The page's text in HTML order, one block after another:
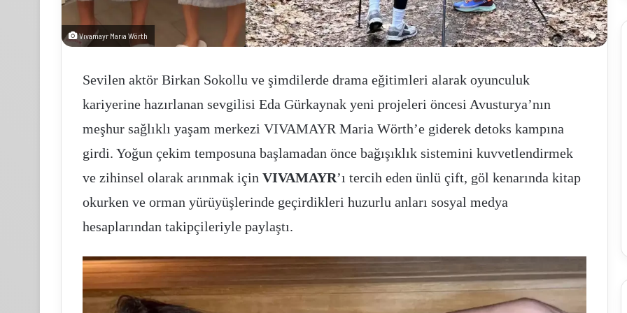
Vıvamayr Marıa Wörth
Sevilen aktör Birkan Sokollu ve şimdilerde drama eğitimleri alarak oyunculuk
kariyerine hazırlanan sevgilisi Eda Gürkaynak yeni projeleri öncesi Avusturya’nın
meşhur sağlıklı yaşam merkezi VIVAMAYR Maria Wörth’e giderek detoks kampına
girdi. Yoğun çekim temposuna başlamadan önce bağışıklık sistemini kuvvetlendirmek
ve zihinsel olarak arınmak için VIVAMAYR’ı tercih eden ünlü çift, göl kenarında kitap
okurken ve orman yürüyüşlerinde geçirdikleri huzurlu anları sosyal medya
hesaplarından takipçileriyle paylaştı.
Limak Çimento Üst Yönetiminden Trakian
Cement Dış Ticaret A.Ş.’ye Ziyaret
holding
arzına
ilgi
Kasım 18, 2025
Pasifik holding halka arzına yoğun ilgi
zorlu
yeni
pazarlarla
Ocak 11, 2025
İhracatçılar zorlu dönemi yeni pazarlarla